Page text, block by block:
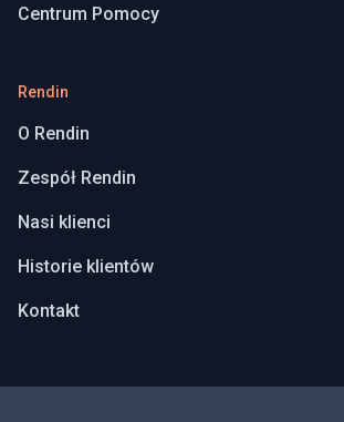
Centrum Pomocy
Rendin
O Rendin
Zespół Rendin
Nasi klienci
Historie klientów
Kontakt